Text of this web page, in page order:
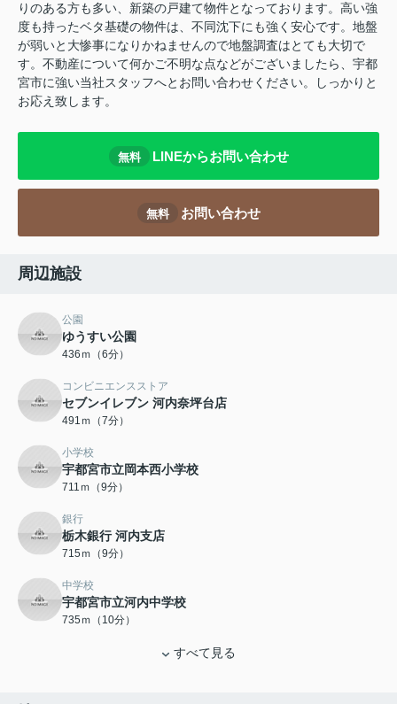
りのある方も多い、新築の戸建て物件となっております。高い強
度も持ったベタ基礎の物件は、不同沈下にも強く安心です。地盤
が弱いと大惨事になりかねませんので地盤調査はとても大切で
す。不動産について何かご不明な点などがございましたら、宇都
宮市に強い当社スタッフへとお問い合わせください。しっかりと
お応え致します。
無料 LINEからお問い合わせ
無料 お問い合わせ
周辺施設
公園
ゆうすい公園
436ｍ（6分）
コンビニエンスストア
セブンイレブン 河内奈坪台店
491ｍ（7分）
小学校
宇都宮市立岡本西小学校
711ｍ（9分）
銀行
栃木銀行 河内支店
715ｍ（9分）
中学校
宇都宮市立河内中学校
735ｍ（10分）
すべて見る